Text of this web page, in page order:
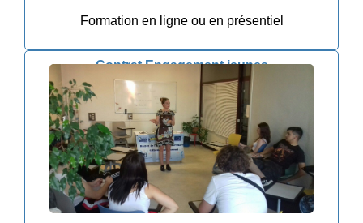
Formation en ligne ou en présentiel
Contrat Engagement jeunes